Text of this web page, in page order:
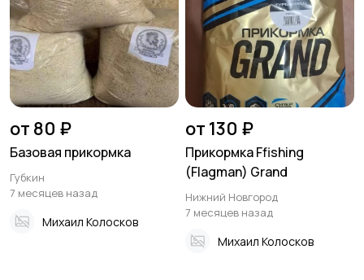
от 80 ₽
Базовая прикормка
Губкин
7 месяцев назад
Михаил Колосков
от 130 ₽
Прикормка Ffishing
(Flagman) Grand
Нижний Новгород
7 месяцев назад
Михаил Колосков